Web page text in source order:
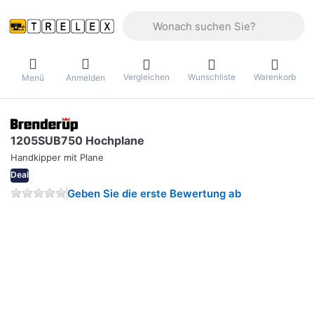
Menü Anmelden Vergleichen Wunschliste Warenkorb
1205SUB750 Hochplane
Handkipper mit Plane
Deal
Geben Sie die erste Bewertung ab